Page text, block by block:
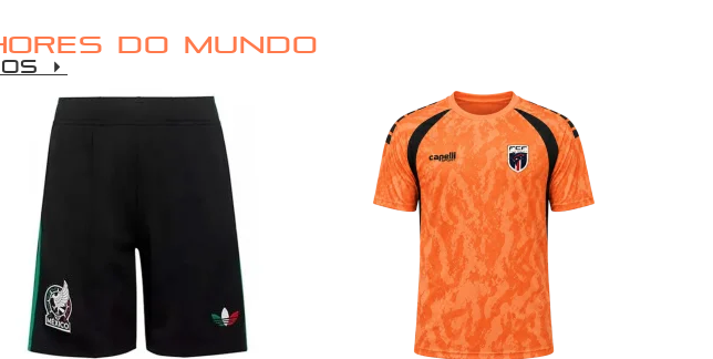
DO MUNDO